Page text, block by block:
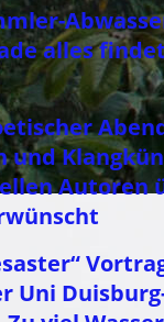
alles
und
Autoren
Uni